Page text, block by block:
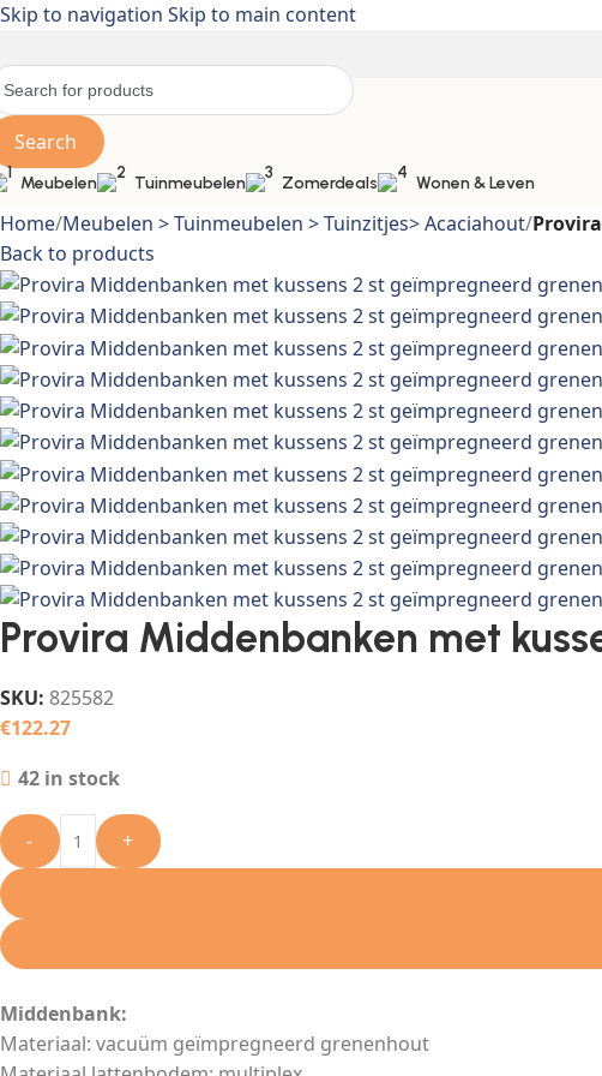
Skip to navigation Skip to main content
Search
Meubelen Tuinmeubelen Zomerdeals Wonen & Leven
Home/Meubelen > Tuinmeubelen > Tuinzitjes> Acaciahout/
Back to products
Provira Middenbanken met
SKU: 825582
€122.27
42 in stock
- +
Middenbank:
Materiaal: vacuüm geïmpregneerd grenenhout